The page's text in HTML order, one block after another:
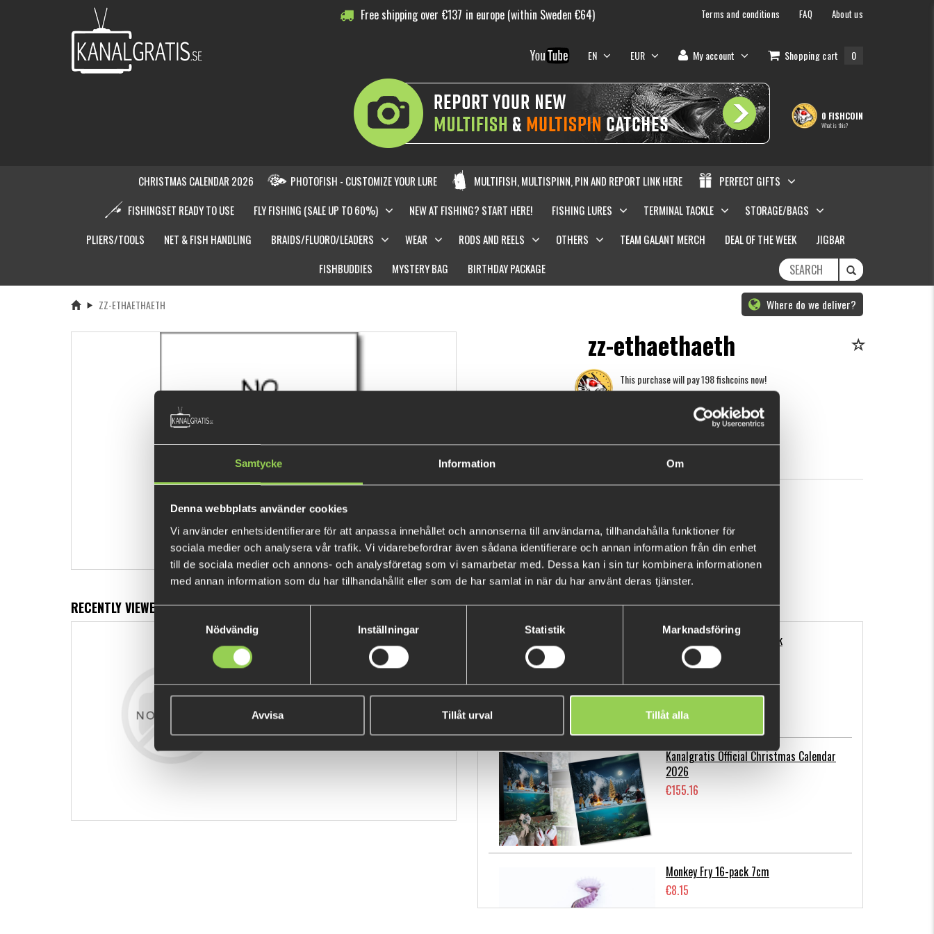
Samtycke Information Om
Denna webbplats använder cookies
Vi använder enhetsidentifierare för att anpassa innehållet och annonserna till användarna, tillhandahålla funktioner för
sociala medier och analysera vår trafik. Vi vidarebefordrar även sådana identifierare och annan information från din enhet
till de sociala medier och annons- och analysföretag som vi samarbetar med. Dessa kan i sin tur kombinera informationen
med annan information som du har tillhandahållit eller som de har samlat in när du har använt deras tjänster.
Samtyckesval
Nödvändig
Inställningar Statistik Marknadsföring
Avvisa Tillåt urval Tillåt alla
Free shipping over €137 in europe (within Sweden €64) Terms and conditions FAQ About us
EN EUR My account Shopping cart 0
0 FISHCOIN
What is this?
CHRISTMAS CALENDAR 2026 PHOTOFISH - CUSTOMIZE YOUR LURE MULTIFISH, MULTISPINN, PIN AND REPORT LINK HERE
PERFECT GIFTS
FISHINGSET READY TO USE
FLY FISHING (SALE UP TO 60%) NEW AT FISHING? START HERE! FISHING LURES TERMINAL TACKLE
STORAGE/BAGS
PLIERS/TOOLS
NET & FISH HANDLING BRAIDS/FLUORO/LEADERS WEAR RODS AND REELS OTHERS TEAM GALANT MERCH DEAL OF THE WEEK
JIGBAR
FISHBUDDIES
MYSTERY BAG BIRTHDAY PACKAGE
ZZ-ETHAETHAETH Where do we deliver?
zz-ethaethaeth
This purchase will pay 198 fishcoins now!
What is this?
€9.06 BUY
OK
RECENTLY VIEWED PRODUCTS BESTSELLERS
Flatnose Mini 9cm, 10-pack
€12.72
Kanalgratis Official Christmas Calendar
2026
€155.16
Monkey Fry 16-pack 7cm
€8.15